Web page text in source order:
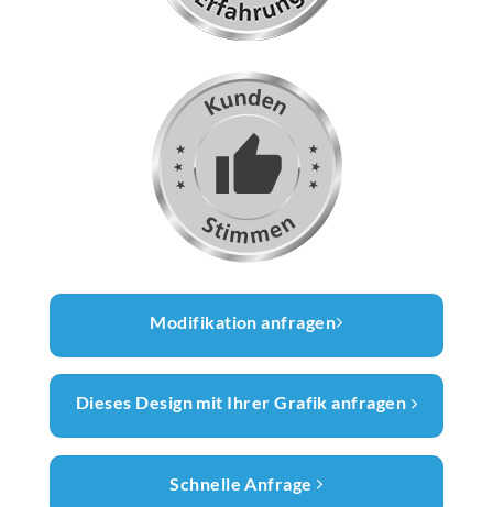
Modifikation anfragen
Dieses Design mit Ihrer Grafik anfragen
Schnelle Anfrage